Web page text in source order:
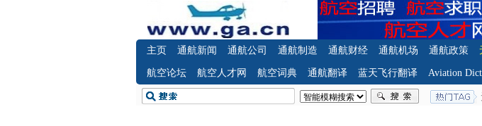
主页
通航新闻 通航公司 通航制造 通航财经 通航机场 通航政策
航空论坛 航空人才网 航空词典 通航翻译 蓝天飞行翻译 Aviation